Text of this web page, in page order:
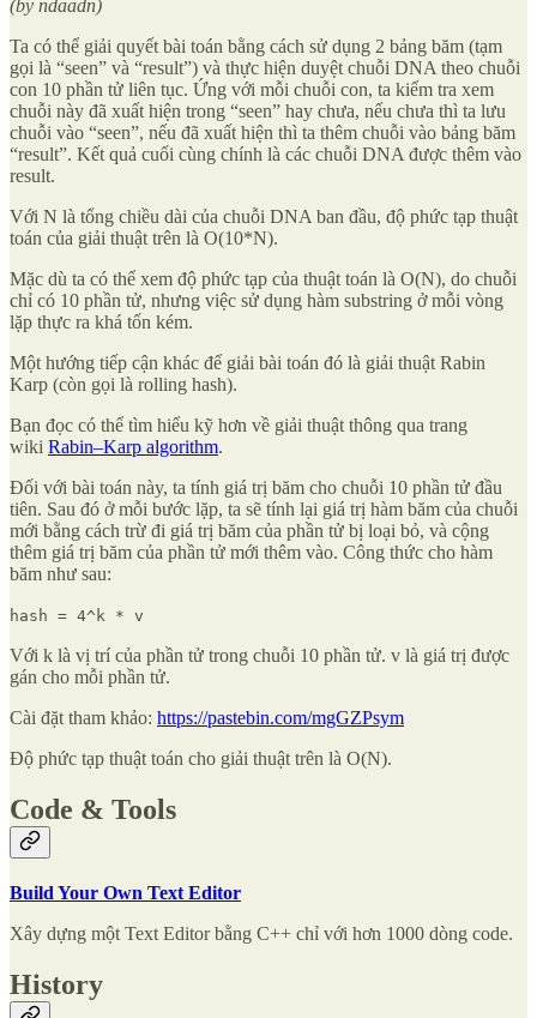
(by ndaadn)
Ta có thể giải quyết bài toán bằng cách sử dụng 2 bảng băm (tạm
gọi là “seen” và “result”) và thực hiện duyệt chuỗi DNA theo chuỗi
con 10 phần tử liên tục. Ứng với mỗi chuỗi con, ta kiểm tra xem
chuỗi này đã xuất hiện trong “seen” hay chưa, nếu chưa thì ta lưu
chuỗi vào “seen”, nếu đã xuất hiện thì ta thêm chuỗi vào bảng băm
“result”. Kết quả cuối cùng chính là các chuỗi DNA được thêm vào
result.
Với N là tổng chiều dài của chuỗi DNA ban đầu, độ phức tạp thuật
toán của giải thuật trên là O(10*N).
Mặc dù ta có thể xem độ phức tạp của thuật toán là O(N), do chuỗi
chỉ có 10 phần tử, nhưng việc sử dụng hàm substring ở mỗi vòng
lặp thực ra khá tốn kém.
Một hướng tiếp cận khác để giải bài toán đó là giải thuật Rabin
Karp (còn gọi là rolling hash).
Bạn đọc có thể tìm hiểu kỹ hơn về giải thuật thông qua trang
wiki Rabin–Karp algorithm.
Đối với bài toán này, ta tính giá trị băm cho chuỗi 10 phần tử đầu
tiên. Sau đó ở mỗi bước lặp, ta sẽ tính lại giá trị hàm băm của chuỗi
mới bằng cách trừ đi giá trị băm của phần tử bị loại bỏ, và cộng
thêm giá trị băm của phần tử mới thêm vào. Công thức cho hàm
băm như sau:
hash = 4^k * v
Với k là vị trí của phần tử trong chuỗi 10 phần tử. v là giá trị được
gán cho mỗi phần tử.
Cài đặt tham khảo: https://pastebin.com/mgGZPsym
Độ phức tạp thuật toán cho giải thuật trên là O(N).
Code & Tools
Build Your Own Text Editor
Xây dựng một Text Editor bằng C++ chỉ với hơn 1000 dòng code.
History